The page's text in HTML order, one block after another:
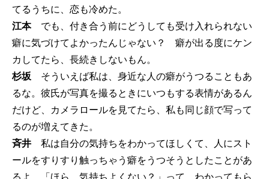
てるうちに、恋も冷めた。
江本でも、付き合う前にどうしても受け入れられない
癖に気づけてよかったんじゃない？ 癖が出る度にケン
カしてたら、長続きしないもん。
杉坂 そういえば私は、身近な人の癖がうつることもあ
るな。彼氏が写真を撮るときにいつもする表情があるん
だけど、カメラロールを見てたら、私も同じ顔で写って
るのが増えてきた。
斉井 私は自分の気持ちをわかってほしくて、人にスト
ールをすりすり触っちゃう癖をうつそうとしたことがあ